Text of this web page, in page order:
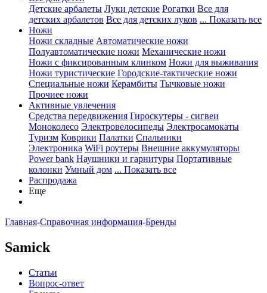
Детские арбалеты Луки детские Рогатки Все для
детских арбалетов Все для детских луков ... Показать все
Ножи
Ножи складные Автоматические ножи
Полуавтоматические ножи Механические ножи
Ножи с фиксированным клинком Ножи для выживания
Ножи туристические Городские-тактические ножи
Специальные ножи Керамбиты Тычковые ножи
Прочиее ножи
Активные увлечения
Средства передвижения Гироскутеры - сигвеи
Моноколесо Электровелосипеды Электросамокаты
Туризм Коврики Палатки Спальники
Электроника WiFi роутеры Внешние аккумуляторы
Power bank Наушники и гарнитуры Портативные
колонки Умный дом ... Показать все
Распродажа
Еще
Главная-Справочная информация-Бренды
Samick
Статьи
Вопрос-ответ